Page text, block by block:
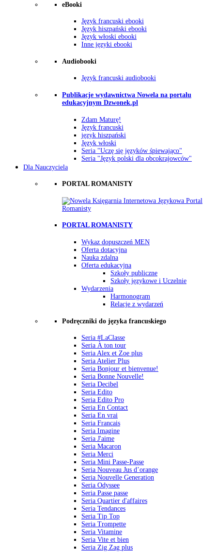
eBooki
Język francuski ebooki
Język hiszpański ebooki
Język włoski ebooki
Inne języki ebooki
Audiobooki
Język francuski audiobooki
Publikacje wydawnictwa Nowela na portalu
edukacyjnym Dzwonek.pl
Zdam Maturę!
Język francuski
język hiszpański
Język włoski
Seria "Uczę się języków śpiewająco"
Seria "Język polski dla obcokrajowców"
Dla Nauczyciela
PORTAL ROMANISTY
PORTAL ROMANISTY
Wykaz dopuszczeń MEN
Oferta dotacyjna
Nauka zdalna
Oferta edukacyjna
Szkoły publiczne
Szkoły językowe i Uczelnie
Wydarzenia
Harmonogram
Relacje z wydarzeń
Podręczniki do języka francuskiego
Seria #LaClasse
Seria À ton tour
Seria Alex et Zoe plus
Seria Atelier Plus
Seria Bonjour et bienvenue!
Seria Bonne Nouvelle!
Seria Decibel
Seria Edito
Seria Edito Pro
Seria En Contact
Seria En vrai
Seria Francais
Seria Imagine
Seria J'aime
Seria Macaron
Seria Merci
Seria Mini Passe-Passe
Seria Nouveau Jus d’orange
Seria Nouvelle Generation
Seria Odyssee
Seria Passe passe
Seria Quartier d'affaires
Seria Tendances
Seria Tip Top
Seria Trompette
Seria Vitamine
Seria Vite et bien
Seria Zig Zag plus